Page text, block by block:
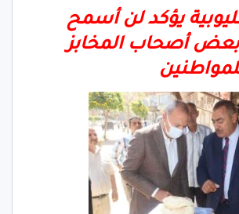
يؤكد لن أسمح
أصحاب المخابز